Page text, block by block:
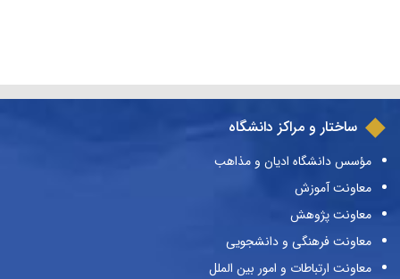
ساختار و مراکز دانشگاه
مؤسس دانشگاه ادیان و مذاهب
معاونت آموزش
معاونت پژوهش
معاونت فرهنگی و دانشجویی
معاونت ارتباطات و امور بین الملل